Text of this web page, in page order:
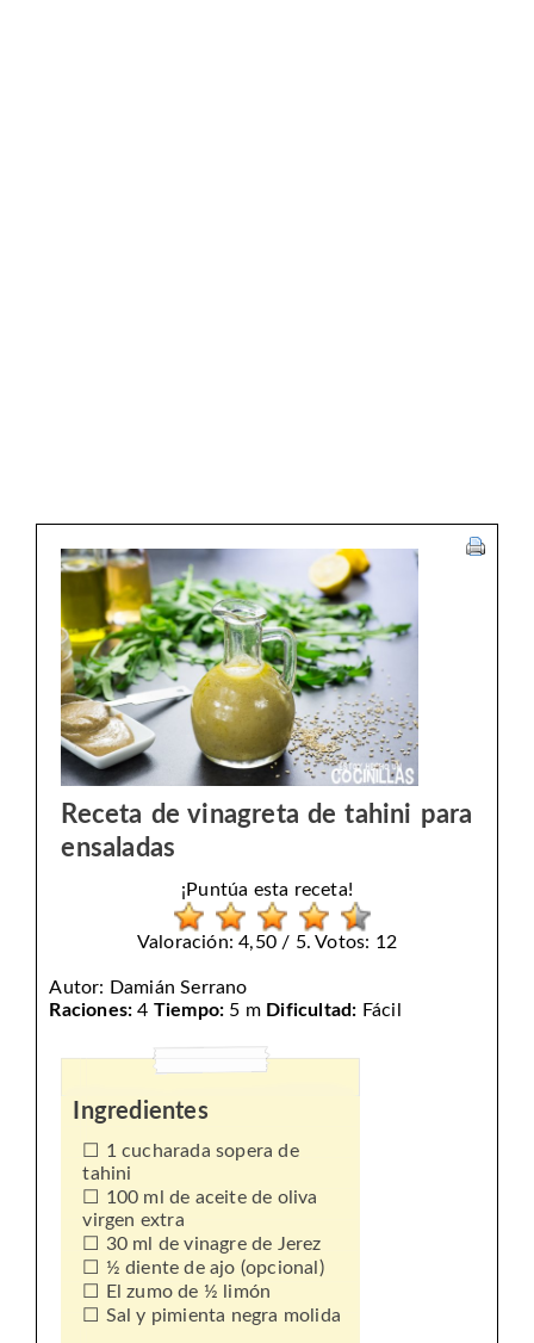
Receta de vinagreta de tahini para
ensaladas
¡Puntúa esta receta!
Valoración: 4,50 / 5. Votos: 12
Autor: Damián Serrano
Raciones: 4 Tiempo: 5 m Dificultad: Fácil
Ingredientes
1 cucharada sopera de
tahini
100 ml de aceite de oliva
virgen extra
30 ml de vinagre de Jerez
½ diente de ajo (opcional)
El zumo de ½ limón
Sal y pimienta negra molida